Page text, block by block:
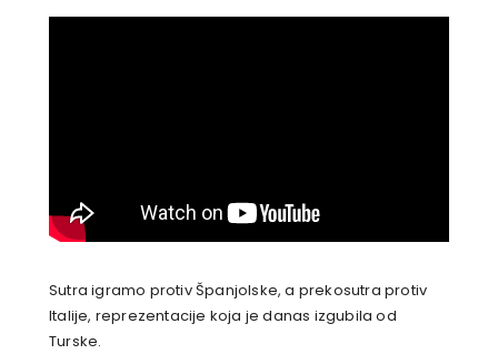
Sutra igramo protiv Španjolske, a prekosutra protiv
Italije, reprezentacije koja je danas izgubila od
Turske.